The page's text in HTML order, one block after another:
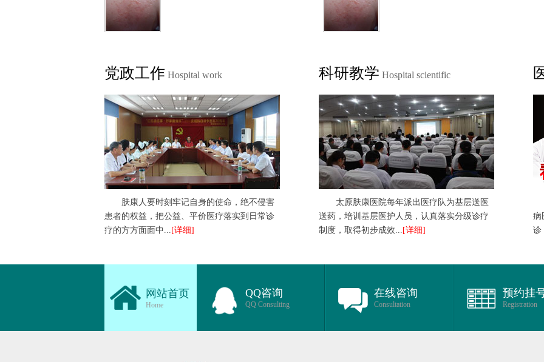
党政工作 Hospital work
肤康人要时刻牢记自身的使命，绝不侵害
患者的权益，把公益、平价医疗落实到日常诊
疗的方方面面中... [详细]
科研教学 Hospital scientific
太原肤康医院每年派出医疗队为基层送医
送药，培训基层医护人员，认真落实分级诊疗
制度，取得初步成效... [详细]
病
诊
网站首页
Home
QQ咨询
QQ Consulting
在线咨询
Consultation
预约挂
Registration